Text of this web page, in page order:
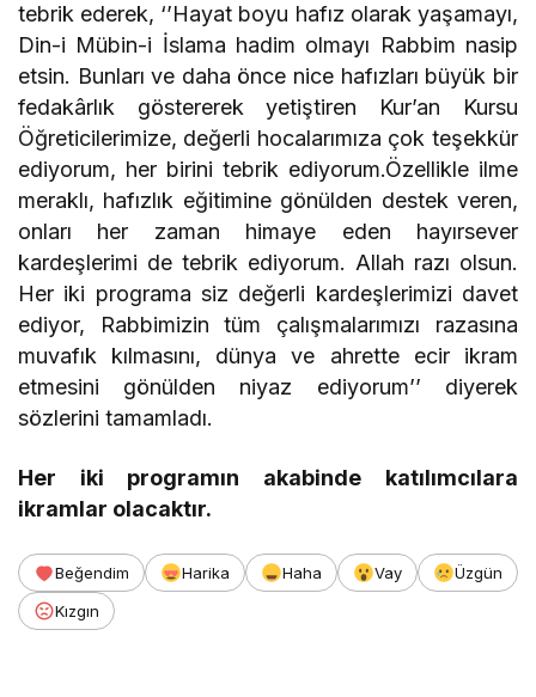
tebrik ederek, ‘’Hayat boyu hafız olarak yaşamayı,
Din-i Mübin-i İslama hadim olmayı Rabbim nasip
etsin. Bunları ve daha önce nice hafızları büyük bir
fedakârlık göstererek yetiştiren Kur’an Kursu
Öğreticilerimize, değerli hocalarımıza çok teşekkür
ediyorum, her birini tebrik ediyorum.Özellikle ilme
meraklı, hafızlık eğitimine gönülden destek veren,
onları her zaman himaye eden hayırsever
kardeşlerimi de tebrik ediyorum. Allah razı olsun.
Her iki programa siz değerli kardeşlerimizi davet
ediyor, Rabbimizin tüm çalışmalarımızı razasına
muvafık kılmasını, dünya ve ahrette ecir ikram
etmesini gönülden niyaz ediyorum’’ diyerek
sözlerini tamamladı.
Her iki programın akabinde katılımcılara
ikramlar olacaktır.
Beğendim Harika Haha Vay
Üzgün
Kızgın